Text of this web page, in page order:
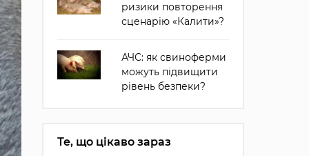
ризики повторення
сценарію «Калити»?
АЧС: як свиноферми
можуть підвищити
рівень безпеки?
Те, що цікаво зараз